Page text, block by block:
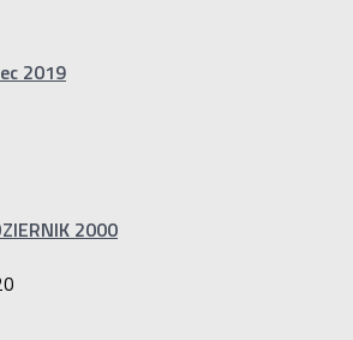
2019
2000